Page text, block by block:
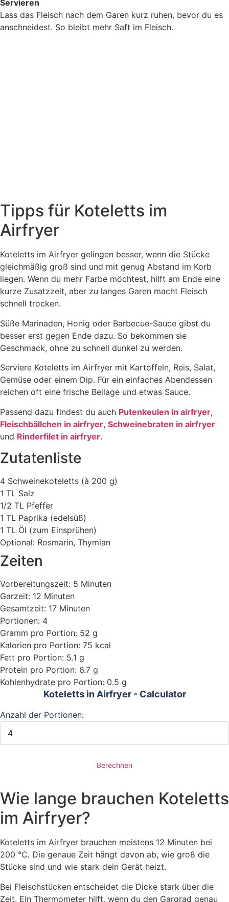
Servieren
Lass das Fleisch nach dem Garen kurz ruhen, bevor du es
anschneidest. So bleibt mehr Saft im Fleisch.
Tipps für Koteletts im
Airfryer
Koteletts im Airfryer gelingen besser, wenn die Stücke
gleichmäßig groß sind und mit genug Abstand im Korb
liegen. Wenn du mehr Farbe möchtest, hilft am Ende eine
kurze Zusatzzeit, aber zu langes Garen macht Fleisch
schnell trocken.
Süße Marinaden, Honig oder Barbecue-Sauce gibst du
besser erst gegen Ende dazu. So bekommen sie
Geschmack, ohne zu schnell dunkel zu werden.
Serviere Koteletts im Airfryer mit Kartoffeln, Reis, Salat,
Gemüse oder einem Dip. Für ein einfaches Abendessen
reichen oft eine frische Beilage und etwas Sauce.
Passend dazu findest du auch Putenkeulen in airfryer,
Fleischbällchen in airfryer, Schweinebraten in airfryer
und Rinderfilet in airfryer.
Zutatenliste
4 Schweinekoteletts (à 200 g)
1 TL Salz
1/2 TL Pfeffer
1 TL Paprika (edelsüß)
1 TL Öl (zum Einsprühen)
Optional: Rosmarin, Thymian
Zeiten
Vorbereitungszeit: 5 Minuten
Garzeit: 12 Minuten
Gesamtzeit: 17 Minuten
Portionen: 4
Gramm pro Portion: 52 g
Kalorien pro Portion: 75 kcal
Fett pro Portion: 5.1 g
Protein pro Portion: 6.7 g
Kohlenhydrate pro Portion: 0.5 g
Koteletts in Airfryer - Calculator
Anzahl der Portionen:
Berechnen
Wie lange brauchen Koteletts
im Airfryer?
Koteletts im Airfryer brauchen meistens 12 Minuten bei
200 °C. Die genaue Zeit hängt davon ab, wie groß die
Stücke sind und wie stark dein Gerät heizt.
Bei Fleischstücken entscheidet die Dicke stark über die
Zeit. Ein Thermometer hilft, wenn du den Gargrad genau